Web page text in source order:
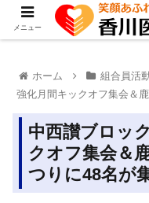
ホーム 組合員活
強化月間キックオフ集会＆
中西讃ブロッ
クオフ集会＆
つりに48名が
メニュー